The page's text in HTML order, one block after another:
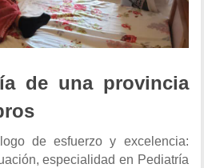
de una provincia
de esfuerzo y excelencia:
especialidad en Pediatría